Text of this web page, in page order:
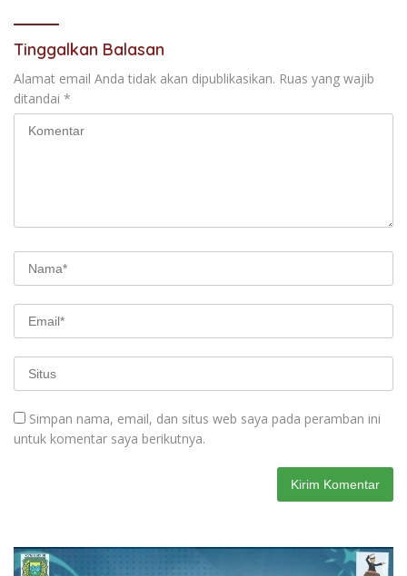
Tinggalkan Balasan
Alamat email Anda tidak akan dipublikasikan. Ruas yang wajib
ditandai *
Simpan nama, email, dan situs web saya pada peramban ini
untuk komentar saya berikutnya.